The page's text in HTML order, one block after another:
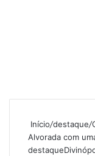
Início/destaque/
Alvorada com
destaque